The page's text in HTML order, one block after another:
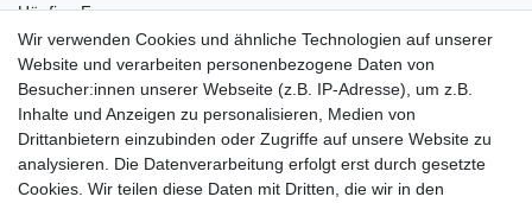
Häufige Fragen
Zahlungsmöglichkeiten
Versandbedingungen
Widerrufsrecht
Vertrag widerrufen
Über uns und unsere Kerzen
Wir verwenden Cookies und ähnliche Technologien auf unserer
Website und verarbeiten personenbezogene Daten von
Besucher:innen unserer Webseite (z.B. IP-Adresse), um z.B.
Inhalte und Anzeigen zu personalisieren, Medien von
Drittanbietern einzubinden oder Zugriffe auf unsere Website zu
analysieren. Die Datenverarbeitung erfolgt erst durch gesetzte
Cookies. Wir teilen diese Daten mit Dritten, die wir in den